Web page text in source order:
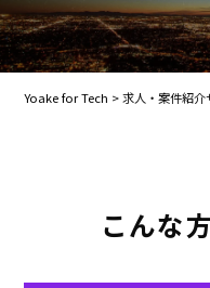
Yoake for Tech >求人・案件紹
こんな